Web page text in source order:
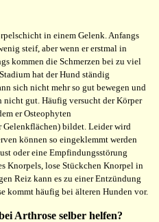
in einem Gelenk. Anfangs
steif, aber wenn er erstmal in
kommen die Schmerzen bei zu viel
hat der Hund ständig
sich nicht mehr so gut bewegen und
nicht gut. Häufig versucht der Körper
er Osteophyten
Gelenkflächen) bildet. Leider wird
können so eingeklemmt werden
oder eine Empfindungsstörung
Knorpels, lose Stückchen Knorpel in
Reiz kann es zu einer Entzündung
kommt häufig bei älteren Hunden vor.
Arthrose selber helfen?